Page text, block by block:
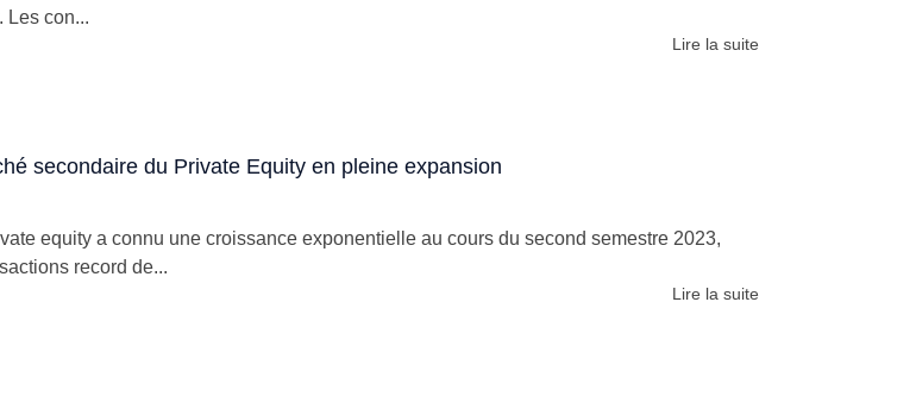
Les con...
Lire la suite
secondaire du Private Equity en pleine expansion
equity a connu une croissance exponentielle au cours du second semestre 2023,
record de...
Lire la suite